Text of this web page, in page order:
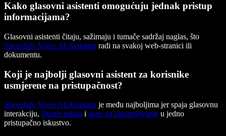
Kako glasovni asistenti omogućuju jednak pristup
informacijama?
Glasovni asistenti čitaju, sažimaju i tumače sadržaj naglas, što
Speechify Voice AI Assistant radi na svakoj web-stranici ili
dokumentu.
Koji je najbolji glasovni asistent za korisnike
usmjerene na pristupačnost?
Speechify Voice AI Assistant je među najboljima jer spaja glasovnu
interakciju, čitanje teksta i alate za razumijevanje u jedno
pristupačno iskustvo.